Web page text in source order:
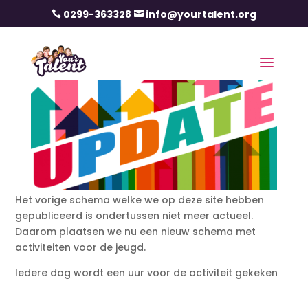
 0299-363328  info@yourtalent.org
Het vorige schema welke we op deze site hebben
gepubliceerd is ondertussen niet meer actueel.
Daarom plaatsen we nu een nieuw schema met
activiteiten voor de jeugd.
Iedere dag wordt een uur voor de activiteit gekeken